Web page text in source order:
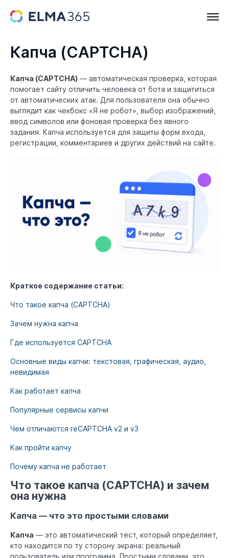
Капча (CAPTCHA)
Капча (CAPTCHA) — автоматическая проверка, которая
помогает сайту отличить человека от бота и защититься
от автоматических атак. Для пользователя она обычно
выглядит как чекбокс «Я не робот», выбор изображений,
ввод символов или фоновая проверка без явного
задания. Капча используется для защиты форм входа,
регистрации, комментариев и других действий на сайте.
Краткое содержание статьи:
Что такое капча (CAPTCHA)
Зачем нужна капча
Где используется CAPTCHA
Основные виды капчи: текстовая, графическая, аудио,
невидимая
Как работает капча
Популярные сервисы капчи
Чем отличаются reCAPTCHA v2 и v3
Как пройти капчу
Почему капча не работает
Что такое капча (CAPTCHA) и зачем
она нужна
Капча — что это простыми словами
Капча — это автоматический тест, который определяет,
кто находится по ту сторону экрана: реальный
пользователь или программа. Простыми словами, это